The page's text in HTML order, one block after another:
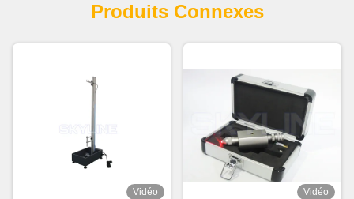
Produits Connexes
Vidéo Vidéo